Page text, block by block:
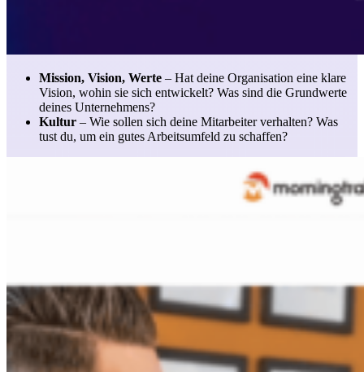
Mission, Vision, Werte – Hat deine Organisation eine klare
Vision, wohin sie sich entwickelt? Was sind die Grundwerte
deines Unternehmens?
Kultur – Wie sollen sich deine Mitarbeiter verhalten? Was
tust du, um ein gutes Arbeitsumfeld zu schaffen?